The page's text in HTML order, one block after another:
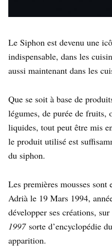
Le Siphon est devenu une
indispensable, dans les
aussi maintenant dans les
Que se soit à base de
légumes, de purée de fruits,
liquides, tout peut être mis
le produit utilisé est
du siphon.
Les premières mousses
Adrià le 19 Mars 1994,
développer ses créations,
1997sorte d’encyclopédie
apparition.